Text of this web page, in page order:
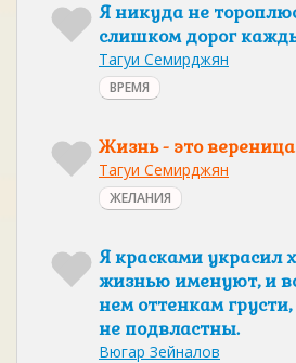
Я никуда не
слишком дорог
Тагуи Семирджян
ВРЕМЯ
Жизнь - это
Тагуи Семирджян
ЖЕЛАНИЯ
Я красками украсил
жизнью именуют, и
нем оттенкам
не подвластны.
Вюгар Зейналов